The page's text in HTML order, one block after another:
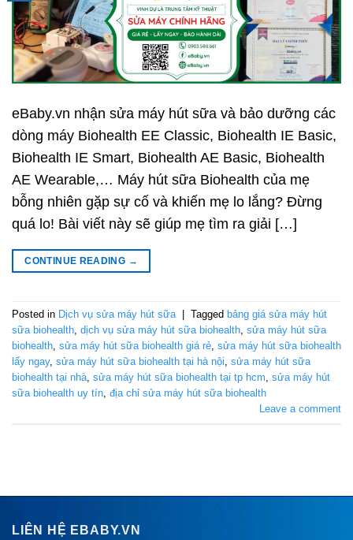
eBaby.vn nhận sửa máy hút sữa và bảo dưỡng các
dòng máy Biohealth EE Classic, Biohealth IE Basic,
Biohealth IE Smart, Biohealth AE Basic, Biohealth
AE Wearable,… Máy hút sữa Biohealth của mẹ
bỗng nhiên gặp sự cố và khiến mẹ lo lắng? Đừng
quá lo! Bài viết này sẽ giúp mẹ tìm ra giải […]
CONTINUE READING →
Posted in Dịch vụ sửa máy hút sữa Tagged bảng giá sửa máy hút
sữa biohealth, dịch vụ sửa máy hút sữa biohealth, sửa máy hút sữa
biohealth, sửa máy hút sữa biohealth giá rẻ, sửa máy hút sữa biohealth
lấy ngay, sửa máy hút sữa biohealth tại hà nội, sửa máy hút sữa
biohealth tại nhà, sửa máy hút sữa biohealth tại tp hcm, sửa máy hút
sữa biohealth uy tín, địa chỉ sửa máy hút sữa biohealth
Leave a comment
LIÊN HỆ EBABY.VN